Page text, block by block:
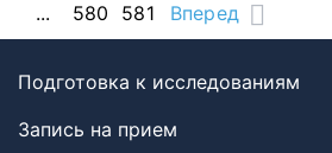
...
580 581 Вперед
Подготовка к исследованиям
Запись на прием